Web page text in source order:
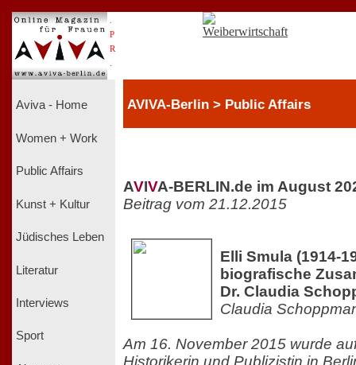
P
R
Aviva - Home
Women + Work
Public Affairs
Kunst + Kultur
Jüdisches Leben
Literatur
Interviews
Sport
AVIVA-Berlin > Public Affairs
AVIVA-BERLIN.de im August
Beitrag vom 21.12.2015
Elli Smula (1914-
biografische
Dr. Claudia
Claudia
Am 16. November 2015 wurde
Historikerin und Publizistin in